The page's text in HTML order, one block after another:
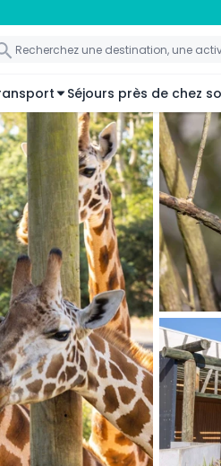
Séjours près de chez